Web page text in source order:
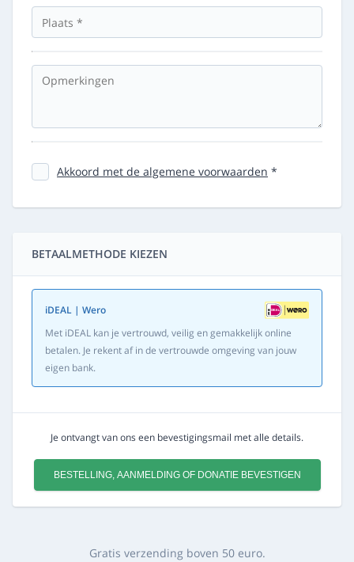
Akkoord met de algemene voorwaarden *
BETAALMETHODE KIEZEN
iDEAL | Wero
Met iDEAL kan je vertrouwd, veilig en gemakkelijk online
betalen. Je rekent af in de vertrouwde omgeving van jouw
eigen bank.
Je ontvangt van ons een bevestigingsmail met alle details.
BESTELLING, AANMELDING OF DONATIE BEVESTIGEN
Gratis verzending boven 50 euro.